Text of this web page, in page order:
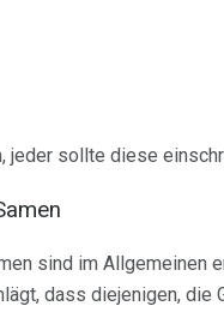
jeder sollte diese
sind im Allgemeinen
dass diejenigen, die